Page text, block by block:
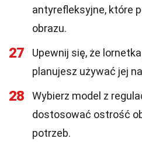
antyrefleksyjne, które
obrazu.
27
Upewnij się, że
planujesz używać jej
28
Wybierz model z
dostosować ostrość
potrzeb.